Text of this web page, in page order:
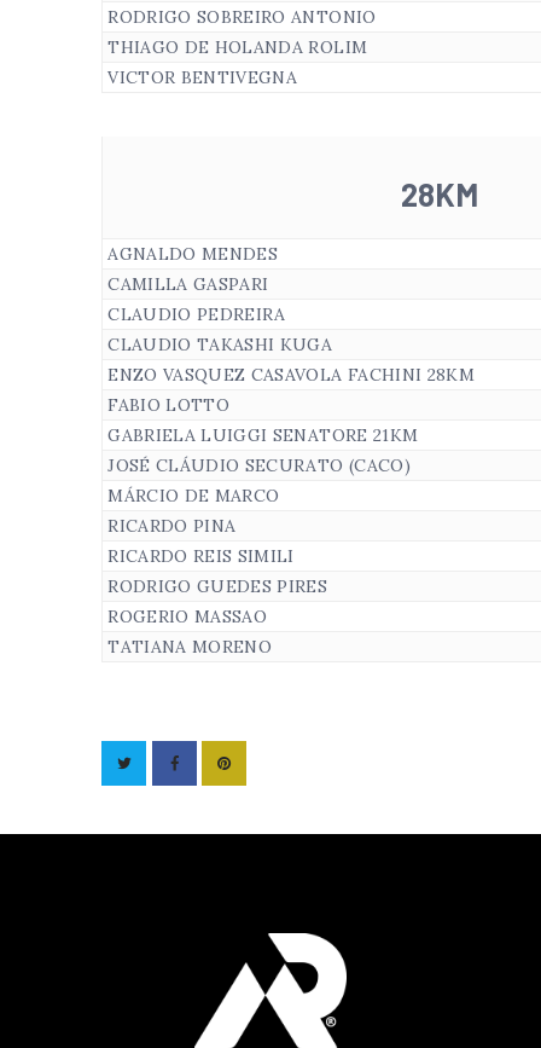
RODRIGO SOBREIRO ANTONIO
THIAGO DE HOLANDA ROLIM
VICTOR BENTIVEGNA
28KM
AGNALDO MENDES
CAMILLA GASPARI
CLAUDIO PEDREIRA
CLAUDIO TAKASHI KUGA
ENZO VASQUEZ CASAVOLA FACHINI 28KM
FABIO LOTTO
GABRIELA LUIGGI SENATORE 21KM
JOSÉ CLÁUDIO SECURATO (CACO)
MÁRCIO DE MARCO
RICARDO PINA
RICARDO REIS SIMILI
RODRIGO GUEDES PIRES
ROGERIO MASSAO
TATIANA MORENO